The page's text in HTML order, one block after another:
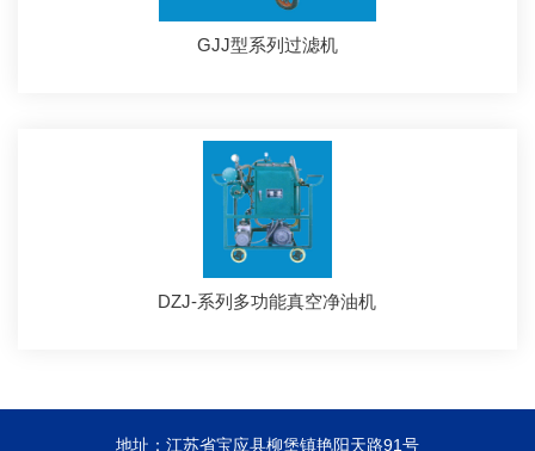
GJJ型系列过滤机
DZJ-系列多功能真空净油机
地址：江苏省宝应县柳堡镇艳阳天路91号